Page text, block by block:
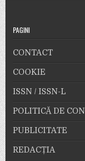
PAGINI
CONTACT
COOKIE
ISSN / ISSN-L
POLITICĂ DE
PUBLICITATE
REDACȚIA